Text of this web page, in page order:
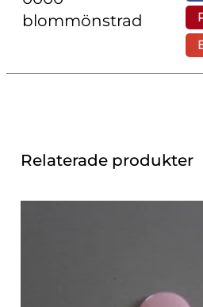
blommönstrad
Relaterade produkter